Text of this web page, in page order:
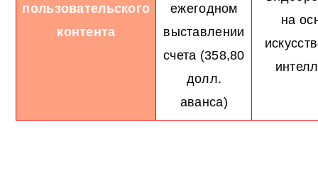
пользовательского
контента
ежегодном
выставлении
счета (358,80
долл.
аванса)
на